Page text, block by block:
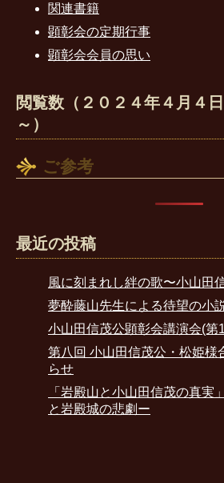
関連書籍
顕彰会の定期行事
顕彰会会員の思い
閲覧数（２０２４年４月４
～）
ご参考
最近の投稿
風に刻まれし絆の歌〜小山田
夢酔藤山先生による待望の小
小山田信茂公顕彰会講演会(第
第八回 小山田信茂公・松姫様
らせ
「岩殿山と小山田信茂の真
と岩殿城の悲劇ー